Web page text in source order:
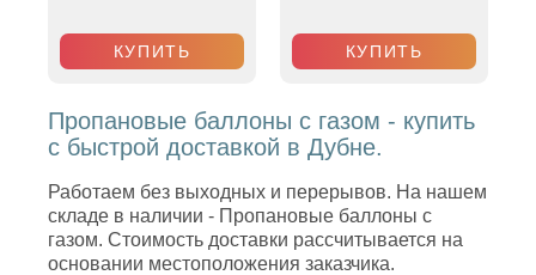
КУПИТЬ КУПИТЬ
Пропановые баллоны с газом - купить
с быстрой доставкой в Дубне.
Работаем без выходных и перерывов. На нашем
складе в наличии - Пропановые баллоны с
газом. Стоимость доставки рассчитывается на
основании местоположения заказчика.